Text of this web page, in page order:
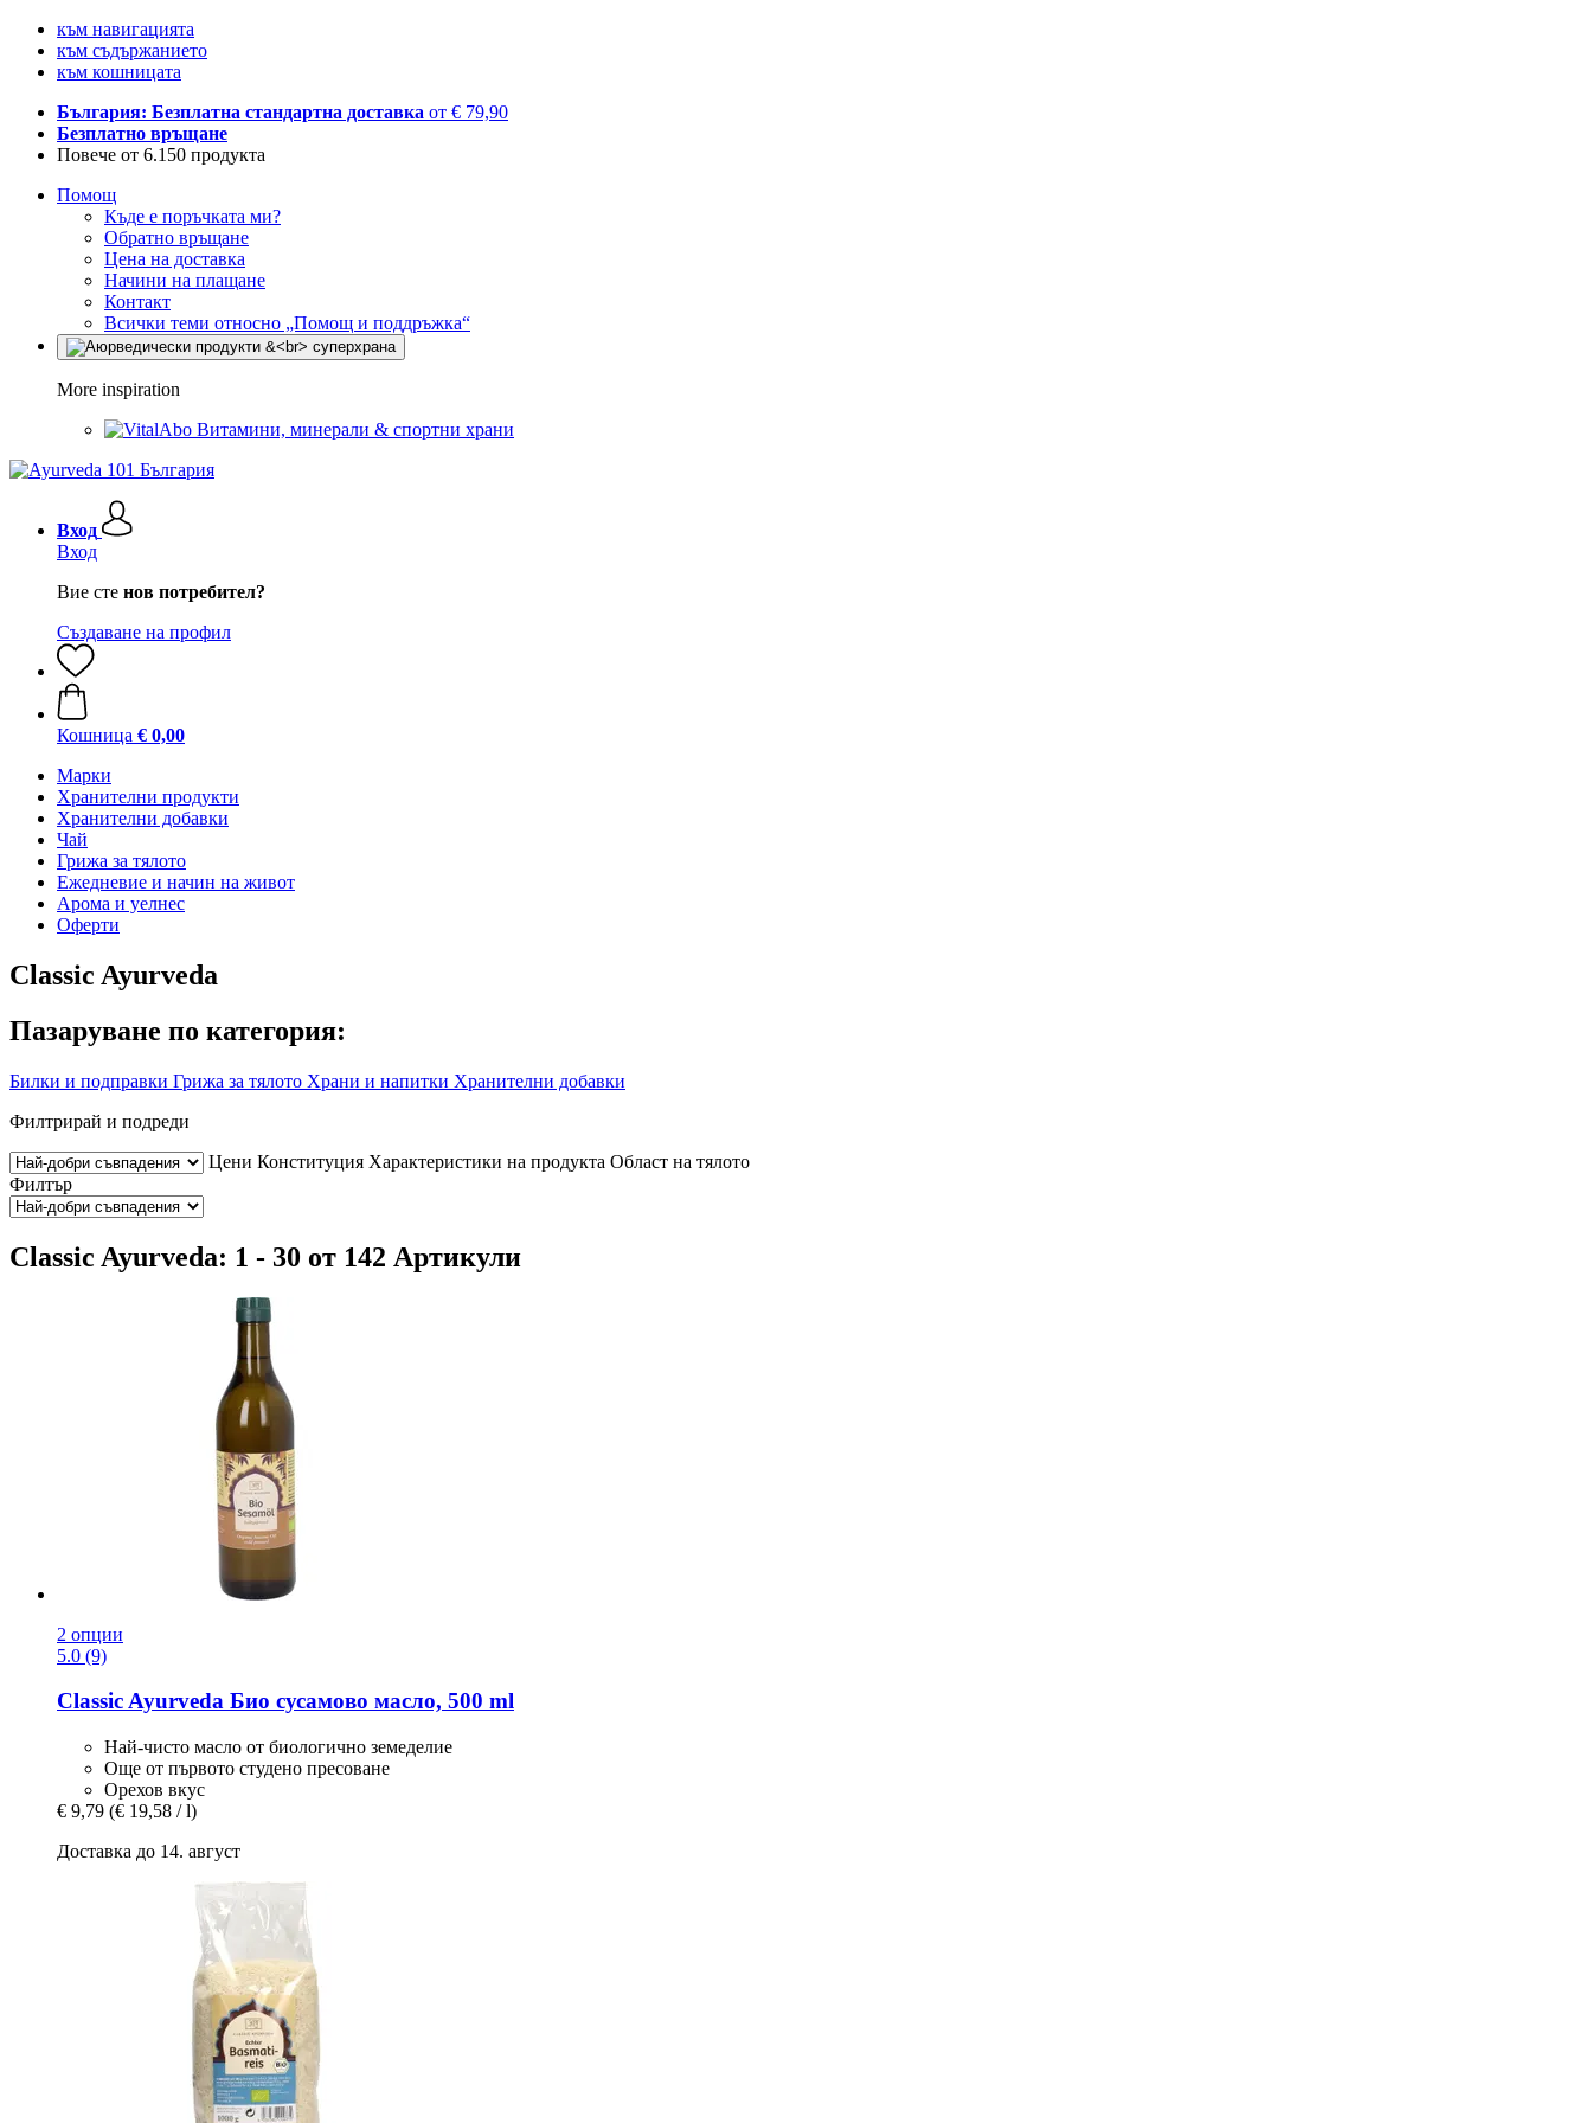
към навигацията
към съдържанието
към кошницата
България: Безплатна стандартна доставка от € 79,90
Безплатно връщане
Повече от 6.150 продукта
Помощ
Къде е поръчката ми?
Обратно връщане
Цена на доставка
Начини на плащане
Контакт
Всички теми относно „Помощ и поддръжка“
More inspiration
Витамини, минерали & спортни храни
Вход
Вход
Вие сте нов потребител?
Създаване на профил
Кошница € 0,00
Марки
Хранителни продукти
Хранителни добавки
Чай
Грижа за тялото
Ежедневие и начин на живот
Арома и уелнес
Оферти
Classic Ayurveda
Пазаруване по категория:
Билки и подправки Грижа за тялото Храни и напитки Хранителни добавки
Филтрирай и подреди
Цени Конституция Характеристики на продукта Област на тялото
Филтър
Classic Ayurveda: 1 - 30 от 142 Артикули
2 опции
5.0 (9)
Classic Ayurveda Био сусамово масло, 500 ml
Най-чисто масло от биологично земеделие
Още от първото студено пресоване
Орехов вкус
€ 9,79 (€ 19,58 / l)
Доставка до 14. август